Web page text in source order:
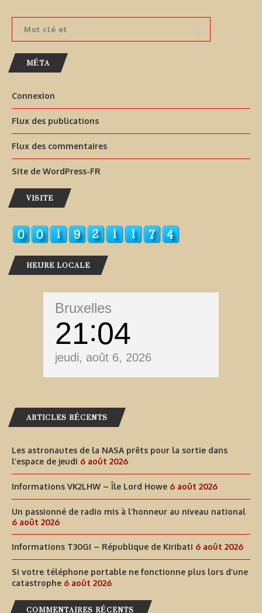
MÉTA
Connexion
Flux des publications
Flux des commentaires
Site de WordPress-FR
VISITE
HEURE LOCALE
Bruxelles
21 04
jeudi, août 6, 2026
ARTICLES RÉCENTS
Les astronautes de la NASA prêts pour la sortie dans
l’espace de jeudi 6 août 2026
Informations VK2LHW – Île Lord Howe 6 août 2026
Un passionné de radio mis à l’honneur au niveau national
6 août 2026
Informations T30GI – République de Kiribati 6 août 2026
Si votre téléphone portable ne fonctionne plus lors d’une
catastrophe 6 août 2026